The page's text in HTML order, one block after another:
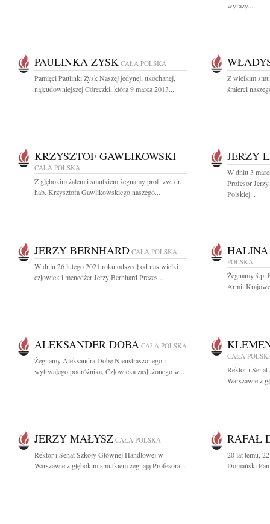
wyrazy...
PAULINKA ZYSK CAŁA POLSKA
Pamięci Paulinki Zysk Naszej jedynej, ukochanej,
najcudowniejszej Córeczki, która 9 marca 2013...
Z wielkim
śmierci
KRZYSZTOF GAWLIKOWSKI
CAŁA POLSKA
Z głębokim żalem i smutkiem żegnamy prof. zw. dr.
hab. Krzysztofa Gawlikowskiego naszego...
JERZY
W dniu 3
Profesor
Polskiej...
JERZY BERNHARD CAŁA POLSKA
W dniu 26 lutego 2021 roku odszedł od nas wielki
człowiek i menedżer Jerzy Bernhard Prezes...
HALINA
POLSKA
Żegnamy ś.p.
Armii
ALEKSANDER DOBA CAŁA POLSKA
Żegnamy Aleksandra Dobę Nieustraszonego i
wytrwałego podróżnika, Człowieka zasłużonego w...
CAŁA
Rektor i
Warszawie z
JERZY MAŁYSZ CAŁA POLSKA
Rektor i Senat Szkoły Głównej Handlowej w
Warszawie z głębokim smutkiem żegnają Profesora...
RAFAŁ
20 lat temu,
Domański